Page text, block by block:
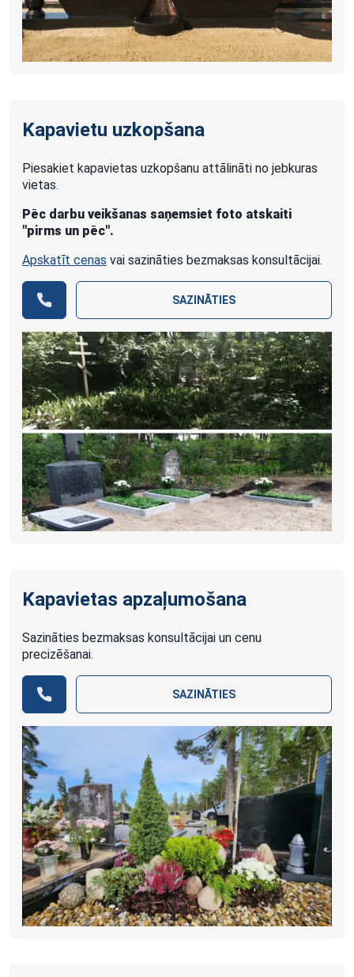
Kapavietu uzkopšana
Piesakiet kapavietas uzkopšanu attālināti no jebkuras
vietas.
Pēc darbu veikšanas saņemsiet foto atskaiti
"pirms un pēc".
Apskatīt cenas vai sazināties bezmaksas konsultācijai.
SAZINĀTIES
Kapavietas apzaļumošana
Sazināties bezmaksas konsultācijai un cenu
precizēšanai.
SAZINĀTIES